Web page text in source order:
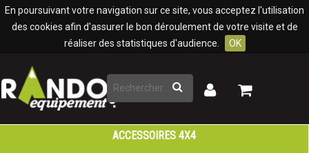
En poursuivant votre navigation sur ce site, vous acceptez l'utilisation
des cookies afin d'assurer le bon déroulement de votre visite et de
réaliser des statistiques d'audience.
OK
Rechercher
Mon
Mon
ACCESSOIRES 4X4
Panneau de gestion des cookies